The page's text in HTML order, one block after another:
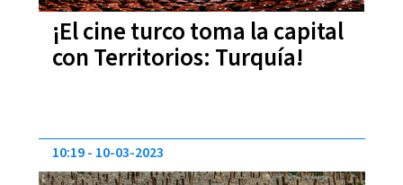
¡El cine turco toma la capital
con Territorios: Turquía!
10:19 10-03-2023